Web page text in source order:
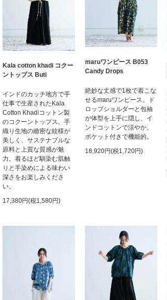
Kala cotton khadi コクー
ントップス Buti
インドのカッチ地方で手
仕事で生産されたKala
Cotton Khadiコットン製
のコクーントップス。手
織り生地の緻密な紋様が
美しく、サステナブルな
原料と上質な質感が魅
力。着るほど馴染む肌触
りと手染めによる味わい
深さをお楽しみくださ
い。
17,380円(税1,580円)
maruワンピース B053
Candy Drops
絶妙な丈感で1枚で着こな
せるmaruワンピース。ド
ロップショルダーと包袖
が体型を上手に隠し、イ
ンドコットンで涼やか。
ポケット付きで機能的。
18,920円(税1,720円)